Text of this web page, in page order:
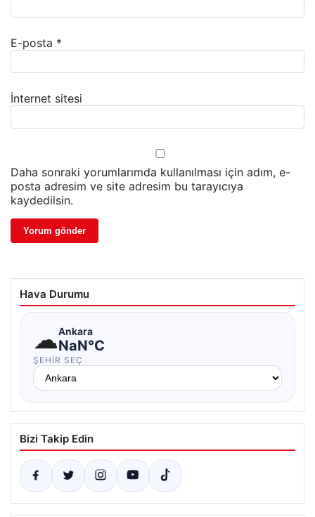
E-posta *
İnternet sitesi
Daha sonraki yorumlarımda kullanılması için adım, e-
posta adresim ve site adresim bu tarayıcıya
kaydedilsin.
Hava Durumu
☁Ankara
NaN°C
ŞEHIR SEÇ
Bizi Takip Edin